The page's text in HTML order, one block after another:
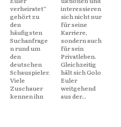
verheiratet“
gehört zu
den
häufigsten
Suchanfrage
n rund um
den
deutschen
Schauspieler.
Viele
Zuschauer
kennen ihn
interessieren
sich nicht nur
für seine
Karriere,
sondern auch
für sein
Privatleben.
Gleichzeitig
hält sich Golo
Euler
weitgehend
aus der...